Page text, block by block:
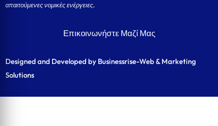
απαιτούμενες νομικές ενέργειες.
Επικοινωνήστε Μαζί Μας
Designed and Developed by Businessrise-Web & Marketing
Solutions